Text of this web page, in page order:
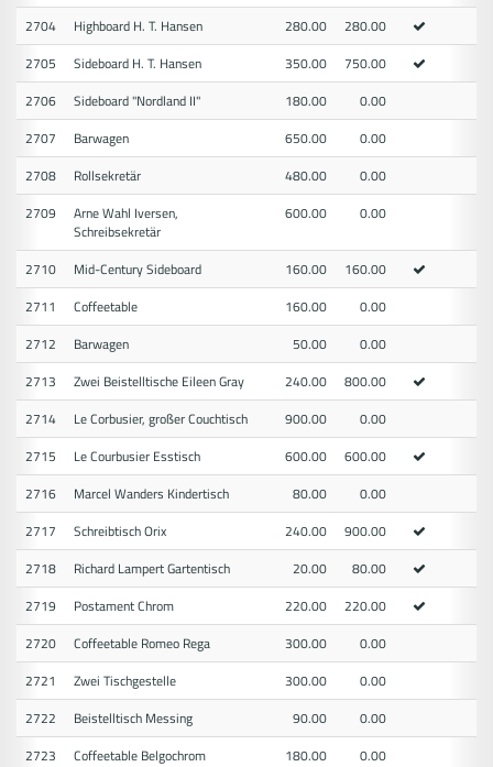
2704 Highboard H. T. Hansen 280.00
280.00
2705
Sideboard H. T. Hansen 350.00
750.00
2706
Sideboard "Nordland II" 180.00
0.00
2707
Barwagen 650.00
0.00
2708
Rollsekretär 480.00
0.00
2709
Arne Wahl Iversen,
Schreibsekretär
600.00 0.00
2710 Mid-Century Sideboard 160.00
160.00
2711
Coffeetable 160.00
0.00
2712
Barwagen 50.00
0.00
2713
Zwei Beistelltische Eileen Gray 240.00
800.00
2714
Le Corbusier, großer Couchtisch 900.00
0.00
2715
Le Courbusier Esstisch 600.00
600.00
2716
Marcel Wanders Kindertisch 80.00
0.00
2717
Schreibtisch Orix 240.00
900.00
2718
Richard Lampert Gartentisch 20.00
80.00
2719
Postament Chrom 220.00
220.00
2720
Coffeetable Romeo Rega 300.00
0.00
2721
Zwei Tischgestelle 300.00
0.00
2722
Beistelltisch Messing 90.00
0.00
2723
Coffeetable Belgochrom 180.00
0.00